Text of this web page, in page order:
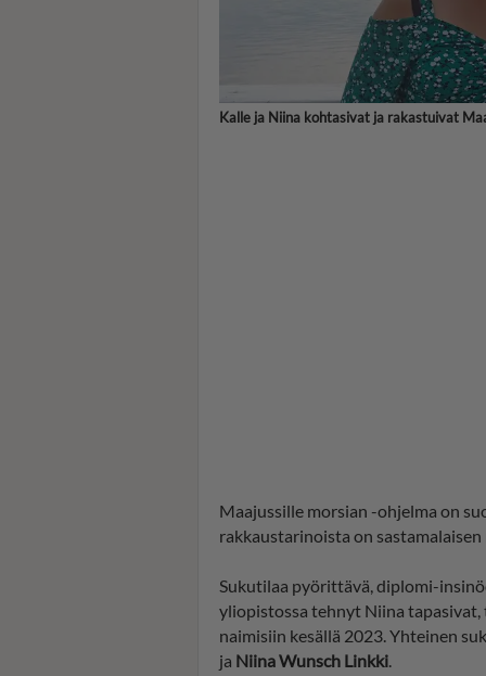
Kalle ja Niina kohtasivat ja rakastuivat
Maajussille morsian -ohjelma on
rakkaustarinoista on sastamalaisen
Sukutilaa pyörittävä, diplomi-
yliopistossa tehnyt Niina
naimisiin kesällä 2023. Yhteinen
ja Niina Wunsch Linkki